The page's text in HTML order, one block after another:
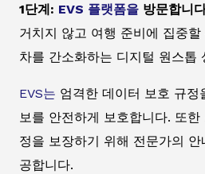
1단계: EVS 플랫폼을 방문합니
거치지 않고 여행 준비에 집중
차를 간소화하는 디지털 원스톱
EVS는 엄격한 데이터 보호 규
보를 안전하게 보호합니다. 또
정을 보장하기 위해 전문가의
공합니다.